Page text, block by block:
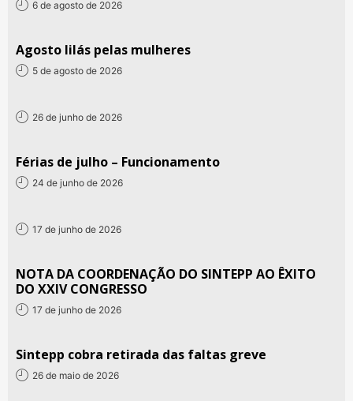
6 de agosto de 2026
Agosto lilás pelas mulheres
5 de agosto de 2026
26 de junho de 2026
Férias de julho – Funcionamento
24 de junho de 2026
17 de junho de 2026
NOTA DA COORDENAÇÃO DO SINTEPP AO ÊXITO
DO XXIV CONGRESSO
17 de junho de 2026
Sintepp cobra retirada das faltas greve
26 de maio de 2026